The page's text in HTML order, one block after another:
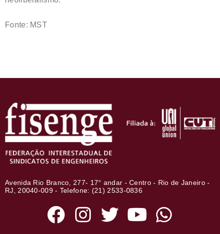
Fonte: MST
Avenida Rio Branco, 277- 17° andar - Centro - Rio de Janeiro -
RJ, 20040-009 - Telefone: (21) 2533-0836